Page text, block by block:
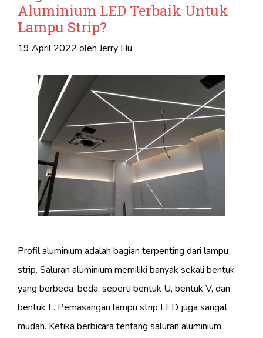
Aluminium LED Terbaik Untuk
Lampu Strip?
19 April 2022 oleh Jerry Hu
Profil aluminium adalah bagian terpenting dari lampu
strip. Saluran aluminium memiliki banyak sekali bentuk
yang berbeda-beda, seperti bentuk U, bentuk V, dan
bentuk L. Pemasangan lampu strip LED juga sangat
mudah. Ketika berbicara tentang saluran aluminium,